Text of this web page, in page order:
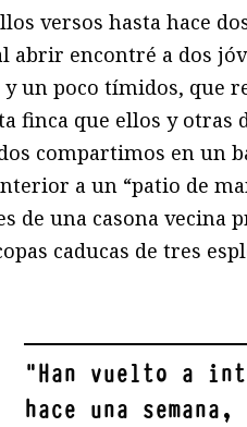
versos hasta hace
abrir encontré a dos
un poco tímidos, que
finca que ellos y otras
compartimos en un
a un “patio de
de una casona vecina
caducas de tres
"Han vuelto a
hace una semana,